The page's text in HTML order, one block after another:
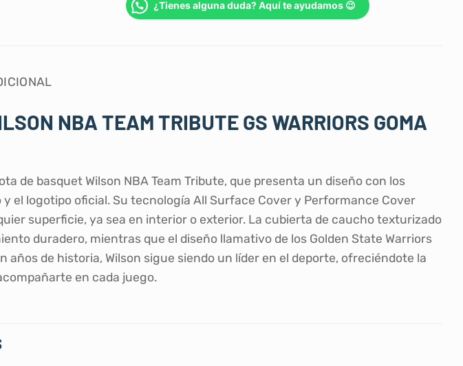
¿Tienes alguna duda? Aquí te ayudamos 😉
NBA TEAM TRIBUTE GS WARRIORS GOMA
de basquet Wilson NBA Team Tribute, que presenta un diseño con los
el logotipo oficial. Su tecnología All Surface Cover y Performance Cover
superficie, ya sea en interior o exterior. La cubierta de caucho texturizado
duradero, mientras que el diseño llamativo de los Golden State Warriors
años de historia, Wilson sigue siendo un líder en el deporte, ofreciéndote la
en cada juego.